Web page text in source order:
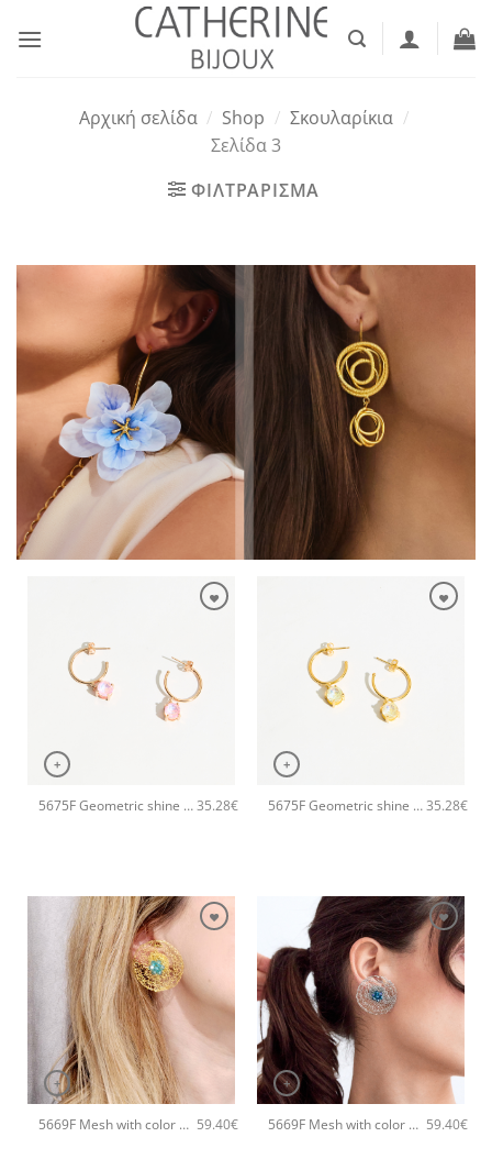
στο
Αρχική σελίδα / Shop / Σκουλαρίκια /
Σελίδα 3
ΦΙΛΤΡΑΡΙΣΜΑ
+
5675F Geometric shine small hoops χειροποίητα σκουλαρίκια Catherine bijoux Ροζ35.28€
+
5675F Geometric shine small hoops χειροποίητα σκουλαρίκια Catherine bijoux Κίτρινο35.28€
+
5669F Mesh with color χειροποίητα σκουλαρίκια Catherine bijoux Τυρκουάζ 59.40€
+
5669F Mesh with color χειροποίητα σκουλαρίκια Catherine bijoux Σιέλ 59.40€